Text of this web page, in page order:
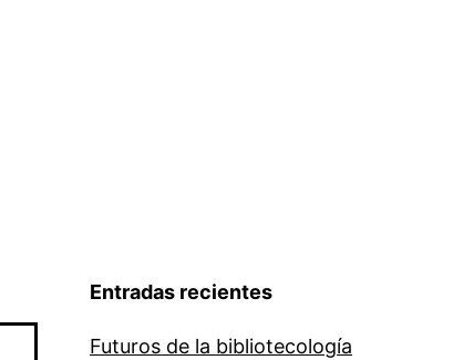
Entradas recientes
Futuros de la bibliotecología